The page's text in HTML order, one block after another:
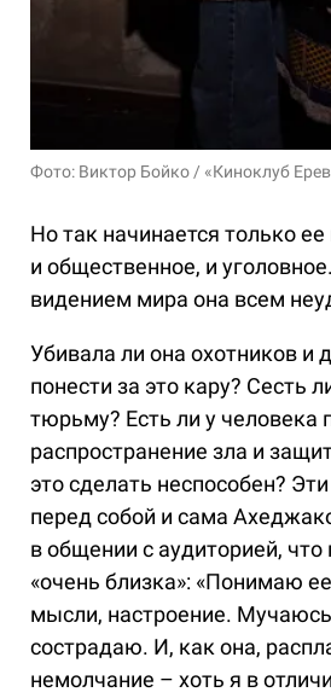
Фото: Виктор Бойко / «Киноклуб
Но так начинается только
и общественное, и
видением мира она всем
Убивала ли она охотников и
понести за это кару? Сесть
тюрьму? Есть ли у человека
распространение зла и
это сделать неспособен?
перед собой и сама
в общении с аудиторией,
«очень близка»: «Понимаю
мысли, настроение.
сострадаю. И, как она,
немолчание – хоть я в